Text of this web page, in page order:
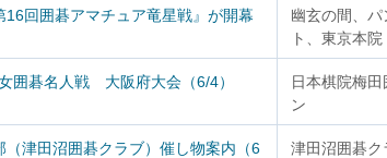
16回囲碁アマチュア竜星戦』が開幕
幽玄の間、パ
ト、東京本院
囲碁名人戦 大阪府大会（6/4）
日本棋院梅田
ン
（津田沼囲碁クラブ）催し物案内（6
津田沼囲碁ク